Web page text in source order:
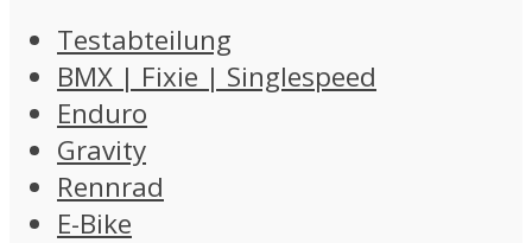
Testabteilung
BMX | Fixie | Singlespeed
Enduro
Gravity
Rennrad
E-Bike